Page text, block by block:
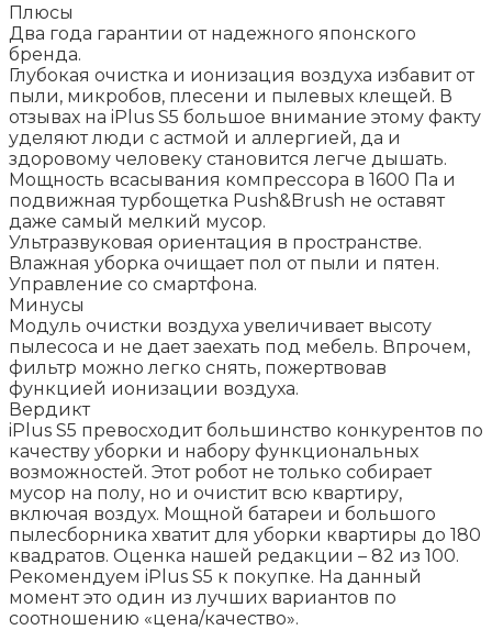
Плюсы
Два года гарантии от надежного японского
бренда.
Глубокая очистка и ионизация воздуха избавит от
пыли, микробов, плесени и пылевых клещей. В
отзывах на iPlus S5 большое внимание этому факту
уделяют люди с астмой и аллергией, да и
здоровому человеку становится легче дышать.
Мощность всасывания компрессора в 1600 Па и
подвижная турбощетка Push&Brush не оставят
даже самый мелкий мусор.
Ультразвуковая ориентация в пространстве.
Влажная уборка очищает пол от пыли и пятен.
Управление со смартфона.
Минусы
Модуль очистки воздуха увеличивает высоту
пылесоса и не дает заехать под мебель. Впрочем,
фильтр можно легко снять, пожертвовав
функцией ионизации воздуха.
Вердикт
iPlus S5 превосходит большинство конкурентов по
качеству уборки и набору функциональных
возможностей. Этот робот не только собирает
мусор на полу, но и очистит всю квартиру,
включая воздух. Мощной батареи и большого
пылесборника хватит для уборки квартиры до 180
квадратов. Оценка нашей редакции – 82 из 100.
Рекомендуем iPlus S5 к покупке. На данный
момент это один из лучших вариантов по
соотношению «цена/качество».